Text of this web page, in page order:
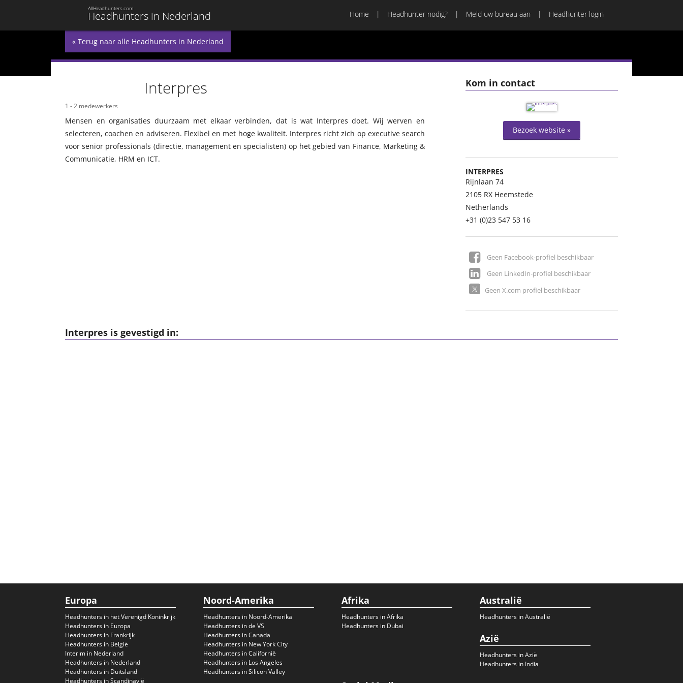
Headhunters in Nederland
AllHeadhunters.com
Home Headhunter nodig? Meld uw bureau aan Headhunter login
« Terug naar alle Headhunters in Nederland
Kom in contact
Bezoek website »
INTERPRES
Rijnlaan 74
2105 RX Heemstede
Netherlands
+31 (0)23 547 53 16
Geen Facebook-profiel beschikbaar
Geen LinkedIn-profiel beschikbaar
Geen X.com profiel beschikbaar
Interpres
1 - 2 medewerkers
Mensen en organisaties duurzaam met elkaar verbinden, dat is wat Interpres doet. Wij werven en
selecteren, coachen en adviseren. Flexibel en met hoge kwaliteit. Interpres richt zich op executive search
voor senior professionals (directie, management en specialisten) op het gebied van Finance, Marketing &
Communicatie, HRM en ICT.
Interpres is gevestigd in:
Europa
Headhunters in het Verenigd Koninkrijk
Headhunters in Europa
Headhunters in Frankrijk
Headhunters in België
Interim in Nederland
Headhunters in Nederland
Headhunters in Duitsland
Headhunters in Scandinavië
Noord-Amerika
Headhunters in Noord-Amerika
Headhunters in de VS
Headhunters in Canada
Headhunters in New York City
Headhunters in Californië
Headhunters in Los Angeles
Headhunters in Silicon Valley
Afrika
Headhunters in Afrika
Headhunters in Dubai
Australië
Headhunters in Australië
Azië
Headhunters in Azië
Headhunters in India